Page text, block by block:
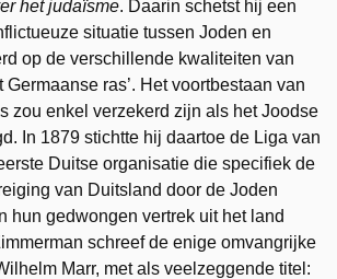
het judaïsme. Daarin schetst hij een
situatie tussen Joden en
op de verschillende kwaliteiten van
Germaanse ras’. Het voortbestaan van
zou enkel verzekerd zijn als het Joodse
In 1879 stichtte hij daartoe de Liga van
Duitse organisatie die specifiek de
van Duitsland door de Joden
hun gedwongen vertrek uit het land
schreef de enige omvangrijke
Marr, met als veelzeggende titel: